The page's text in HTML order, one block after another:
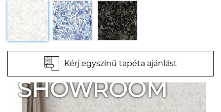
Kérj egyszínű tapéta ajánlást
SHOWROOM